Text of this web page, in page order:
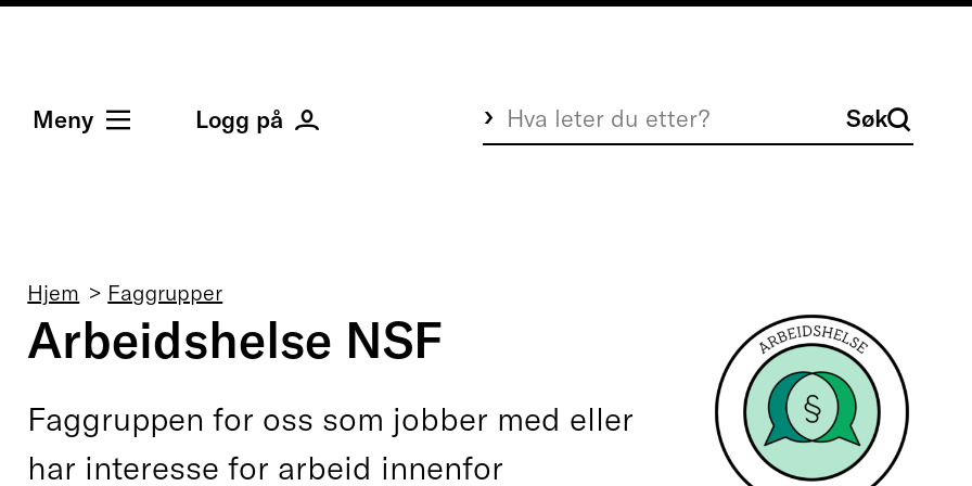
Meny Logg på Søk Søk
Navigasjonssti
Hjem Faggrupper
Arbeidshelse NSF
Faggruppen for oss som jobber med eller
har interesse for arbeid innenfor